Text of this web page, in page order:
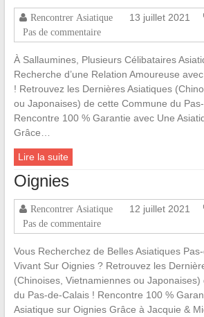
Rencontrer Asiatique 13 juillet 2021
Pas de commentaire
À Sallaumines, Plusieurs Célibataires
Recherche d’une Relation Amoureuse
! Retrouvez les Dernières Asiatiques
ou Japonaises) de cette Commune du
Rencontre 100 % Garantie avec Une
Grâce…
Lire la suite
Oignies
Rencontrer Asiatique 12 juillet 2021
Pas de commentaire
Vous Recherchez de Belles Asiatiques
Vivant Sur Oignies ? Retrouvez les
(Chinoises, Vietnamiennes ou
du Pas-de-Calais ! Rencontre 100 %
Asiatique sur Oignies Grâce à Jacquie &